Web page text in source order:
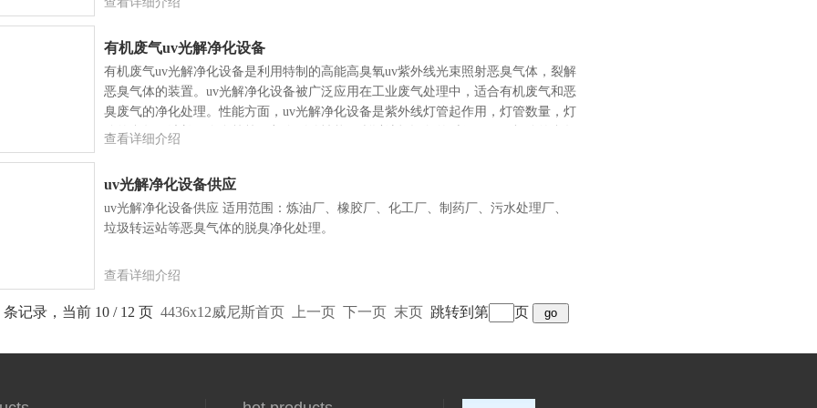
有机废气uv光解净化设备
有机废气uv光解净化设备是利用特制的高能高臭氧uv紫外线光束照射恶臭气体，裂解
恶臭气体的装置。uv光解净化设备被广泛应用在工业废气处理中，适合有机废气和恶
臭废气的净化处理。性能方面，uv光解净化设备是紫外线灯管起作用，灯管数量，灯
管的参数（波长、寿命等等）都会影响性能，所以选择设备的时候要了解灯管的参数
查看详细介绍
uv光解净化设备供应
uv光解净化设备供应 适用范围：炼油厂、橡胶厂、化工厂、制药厂、污水处理厂、
垃圾转运站等恶臭气体的脱臭净化处理。
查看详细介绍
条记录，当前 10 / 12 页 4436x12威尼斯首页 上一页 下一页 末页 跳转到第 页